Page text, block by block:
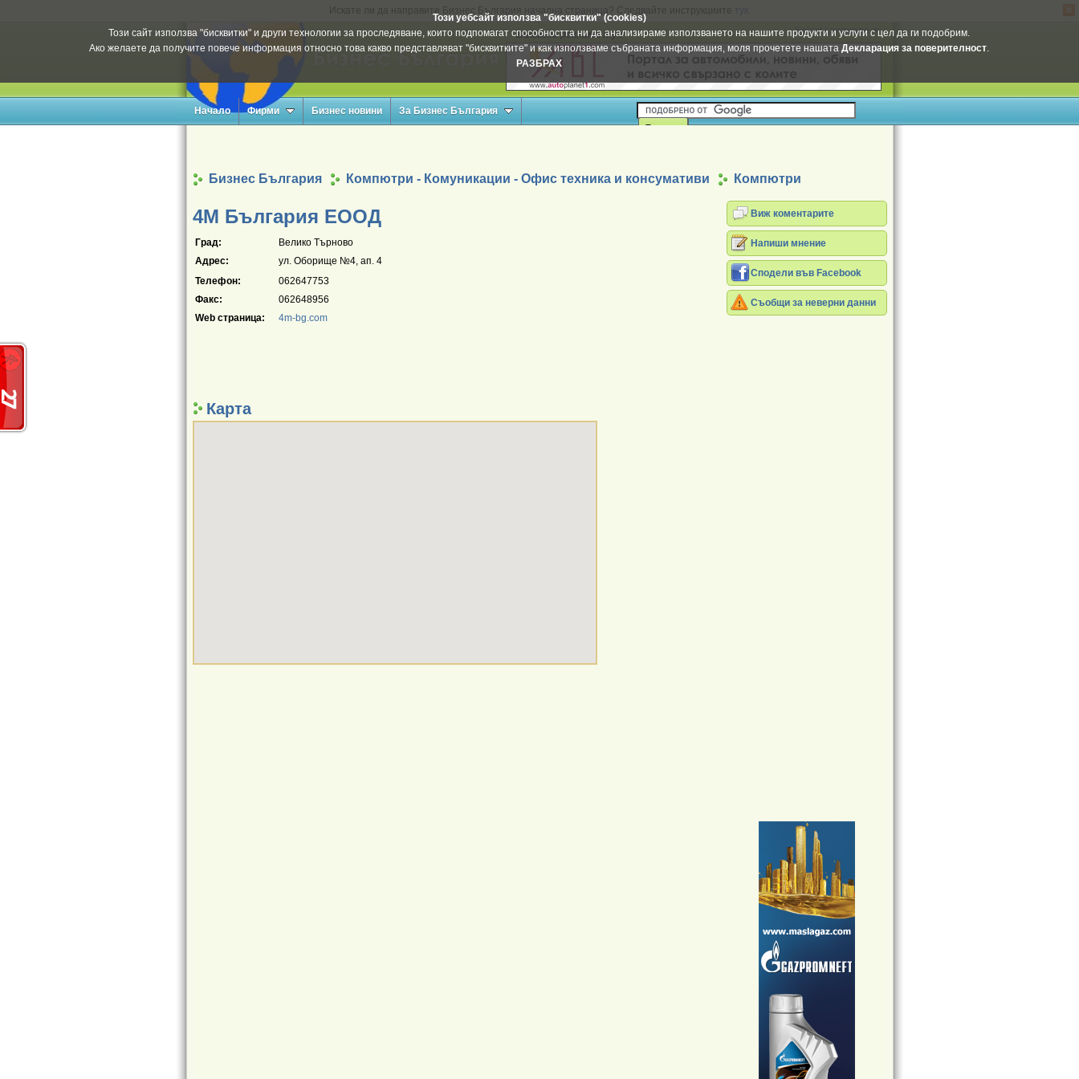
Искате ли да направите Бизнес България начална страница? Следвайте инструкциите
Този уебсайт използва "бисквитки" (cookies)
Този сайт използва "бисквитки" и други технологии за проследяване, които подпомагат способността ни да анализираме използването на нашите продукти и услуги с цел да ги подобрим.
Ако желаете да получите повече информация относно това какво представляват "бисквитките" и как използваме събраната информация, моля прочетете нашатаДекларация за поверителност.
РАЗБРАХ
Select Language ▼
Вашата реклама тук
Начало Фирми Бизнес новини За Бизнес България
Бизнес България Компютри - Комуникации - Офис техника и консумативи Компютри
4М България ЕООД
Град:
Велико Търново
Адрес:
ул. Оборище №4, ап. 4
Телефон:
062647753
Факс:
062648956
Web страница:
4m-bg.com
Карта
Виж коментарите
Напиши мнение
Сподели във Facebook
Съобщи за неверни данни